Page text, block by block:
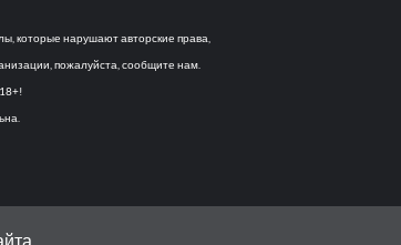
которые нарушают авторские права,
пожалуйста, сообщите нам.